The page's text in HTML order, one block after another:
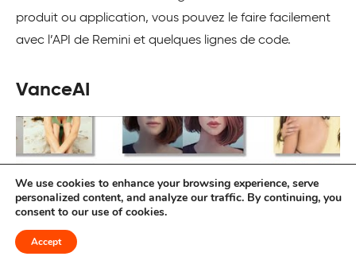
produit ou application, vous pouvez le faire facilement
avec l’API de Remini et quelques lignes de code.
VanceAI
We use cookies to enhance your browsing experience, serve
personalized content, and analyze our traffic. By continuing, you
consent to our use of cookies.
Accept